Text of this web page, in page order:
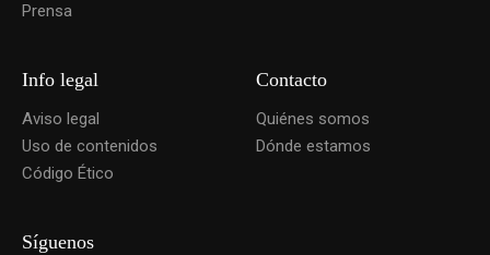
Prensa
Info legal
Aviso legal
Uso de contenidos
Código Ético
Contacto
Quiénes somos
Dónde estamos
Síguenos